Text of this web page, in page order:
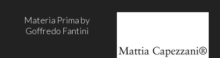
Materia Prima by
Goffredo Fantini